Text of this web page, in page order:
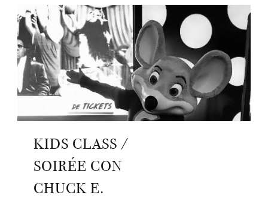
KIDS CLASS /
SOIRÉE CON
CHUCK E.